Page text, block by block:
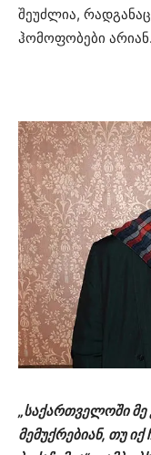
შეუძლია,
ჰომოფობები არიან.
„საქართველოში
მემუქრებიან, თუ